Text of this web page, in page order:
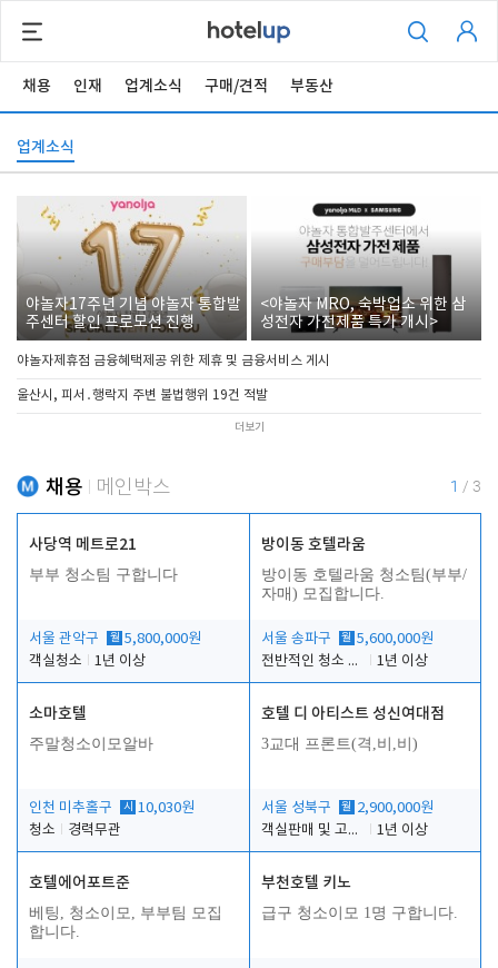
채용 인재 업계소식 구매/견적 부동산
업계소식
야놀자17주년 기념 야놀자 통합발
주센터 할인 프로모션 진행
<야놀자 MRO, 숙박업소 위한 삼
성전자 가전제품 특가 개시>
야놀자제휴점 금융혜택제공 위한 제휴 및 금융서비스 게시
울산시, 피서․행락지 주변 불법행위 19건 적발
더보기
채용 메인박스 1 / 3
사당역 메트로21
부부 청소팀 구합니다
서울 관악구 월 5,800,000원
객실청소
1년 이상
방이동 호텔라움
방이동 호텔라움 청소팀(부부/
자매) 모집합니다.
서울 송파구 월 5,600,000원
전반적인 청소 업무(객실청소.객실정리)
1년 이상
소마호텔
주말청소이모알바
인천 미추홀구 시 10,030원
청소
경력무관
호텔 디 아티스트 성신여대점
3교대 프론트(격,비,비)
서울 성북구 월 2,900,000원
객실판매 및 고객응대
1년 이상
호텔에어포트준
베팅, 청소이모, 부부팀 모집
합니다.
부천호텔 키노
급구 청소이모 1명 구합니다.